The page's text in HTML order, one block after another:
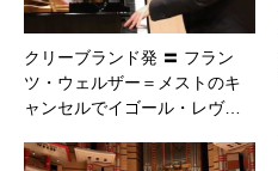
クリーブランド発 〓 フラン
ツ・ウェルザー＝メストのキ
ャンセルでイゴール・レヴ…